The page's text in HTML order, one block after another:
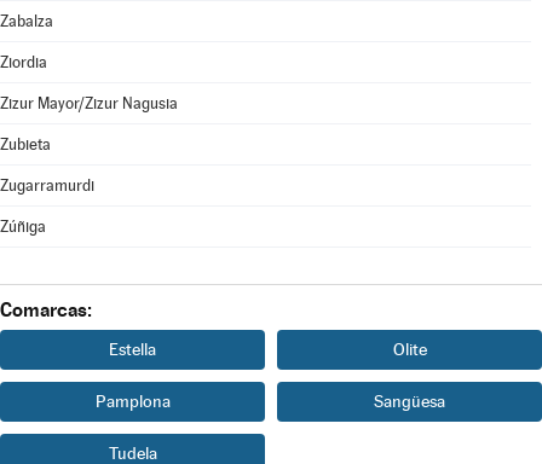
Zabalza
Ziordia
Zizur Mayor/Zizur Nagusia
Zubieta
Zugarramurdi
Zúñiga
Comarcas:
Estella Olite
Pamplona Sangüesa
Tudela